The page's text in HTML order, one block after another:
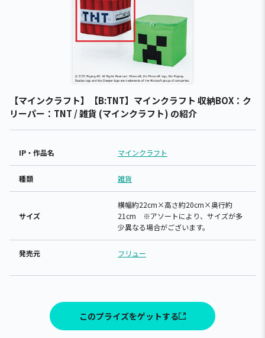
【マインクラフト】【B:TNT】マインクラフト 収納BOX：ク
リーパー：TNT / 雑貨 (マインクラフト) の紹介
IP・作品名 マインクラフト
種類 雑貨
サイズ
横幅約22cm×高さ約20cm×奥行約
21cm ※アソートにより、サイズが多
少異なる場合がございます。
発売元 フリュー
このプライズをゲットする